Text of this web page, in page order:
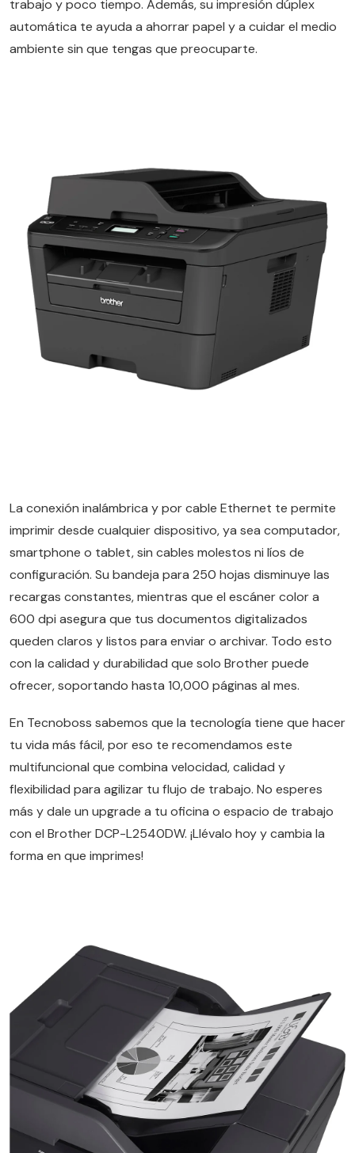
trabajo y poco tiempo. Además, su impresión dúplex
automática te ayuda a ahorrar papel y a cuidar el medio
ambiente sin que tengas que preocuparte.
La conexión inalámbrica y por cable Ethernet te permite
imprimir desde cualquier dispositivo, ya sea computador,
smartphone o tablet, sin cables molestos ni líos de
configuración. Su bandeja para 250 hojas disminuye las
recargas constantes, mientras que el escáner color a
600 dpi asegura que tus documentos digitalizados
queden claros y listos para enviar o archivar. Todo esto
con la calidad y durabilidad que solo Brother puede
ofrecer, soportando hasta 10,000 páginas al mes.
En Tecnoboss sabemos que la tecnología tiene que hacer
tu vida más fácil, por eso te recomendamos este
multifuncional que combina velocidad, calidad y
flexibilidad para agilizar tu flujo de trabajo. No esperes
más y dale un upgrade a tu oficina o espacio de trabajo
con el Brother DCP-L2540DW. ¡Llévalo hoy y cambia la
forma en que imprimes!